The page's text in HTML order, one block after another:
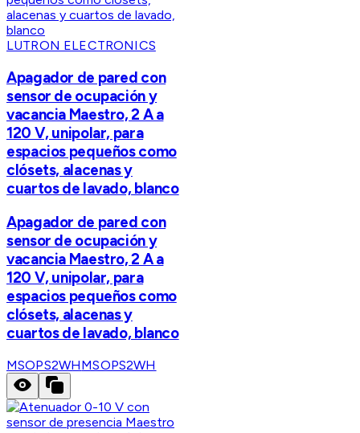
LUTRON ELECTRONICS
Apagador de pared con
sensor de ocupación y
vacancia Maestro, 2 A a
120 V, unipolar, para
espacios pequeños como
clósets, alacenas y
cuartos de lavado, blanco
Apagador de pared con
sensor de ocupación y
vacancia Maestro, 2 A a
120 V, unipolar, para
espacios pequeños como
clósets, alacenas y
cuartos de lavado, blanco
MSOPS2WHMSOPS2WH